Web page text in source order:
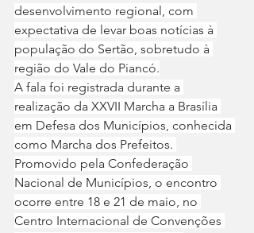
desenvolvimento regional, com
expectativa de levar boas notícias à
população do Sertão, sobretudo à
região do Vale do Piancó.
A fala foi registrada durante a
realização da XXVII Marcha a Brasília
em Defesa dos Municípios, conhecida
como Marcha dos Prefeitos.
Promovido pela Confederação
Nacional de Municípios, o encontro
ocorre entre 18 e 21 de maio, no
Centro Internacional de Convenções